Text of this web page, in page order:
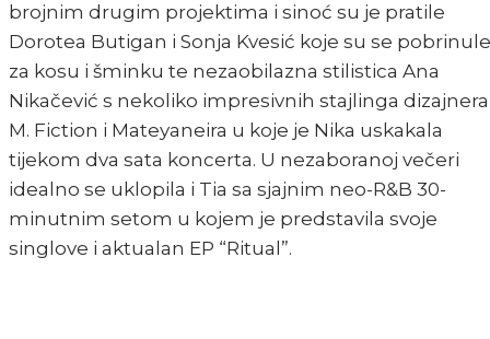
brojnim drugim projektima i sinoć su je pratile
Dorotea Butigan i Sonja Kvesić koje su se pobrinule
za kosu i šminku te nezaobilazna stilistica Ana
Nikačević s nekoliko impresivnih stajlinga dizajnera
M. Fiction i Mateyaneira u koje je Nika uskakala
tijekom dva sata koncerta. U nezaboranoj večeri
idealno se uklopila i Tia sa sjajnim neo-R&B 30-
minutnim setom u kojem je predstavila svoje
singlove i aktualan EP “Ritual”.